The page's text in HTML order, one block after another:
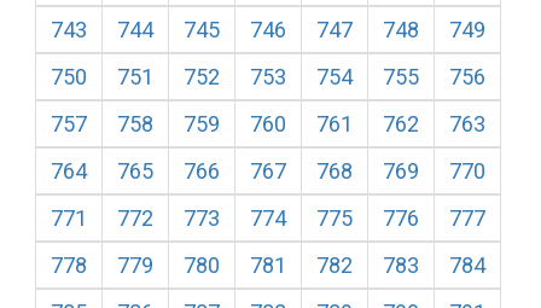
743
744 745 746 747 748
749
750
751 752 753 754 755
756
757
758 759 760 761 762
763
764
765 766 767 768 769
770
771
772 773 774 775 776
777
778
779 780 781 782 783
784